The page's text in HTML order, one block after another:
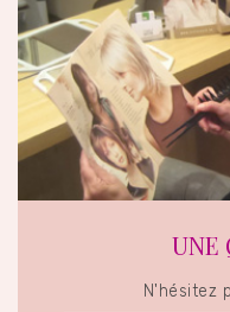
UNE
N'hésitez